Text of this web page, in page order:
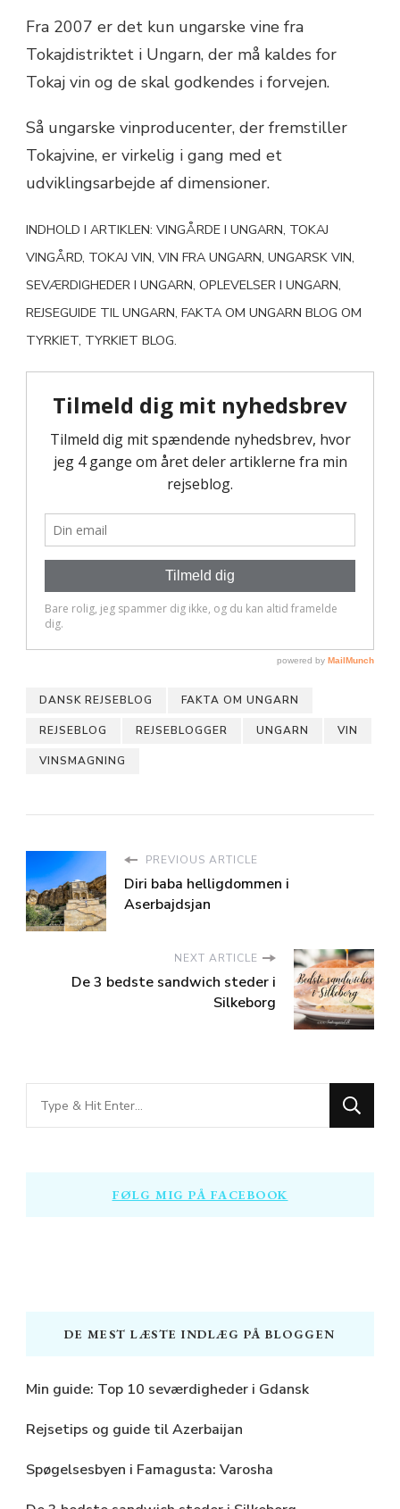
Fra 2007 er det kun ungarske vine fra
Tokajdistriktet i Ungarn, der må kaldes for
Tokaj vin og de skal godkendes i forvejen.
Så ungarske vinproducenter, der fremstiller
Tokajvine, er virkelig i gang med et
udviklingsarbejde af dimensioner.
INDHOLD I ARTIKLEN: VINGÅRDE I UNGARN, TOKAJ
VINGÅRD, TOKAJ VIN, VIN FRA UNGARN, UNGARSK VIN,
SEVÆRDIGHEDER I UNGARN, OPLEVELSER I UNGARN,
REJSEGUIDE TIL UNGARN, FAKTA OM UNGARN BLOG OM
TYRKIET, TYRKIET BLOG.
DANSK REJSEBLOG FAKTA OM UNGARN
REJSEBLOG REJSEBLOGGER UNGARN VIN
VINSMAGNING
PREVIOUS ARTICLE
Diri baba helligdommen i
Aserbajdsjan
NEXT ARTICLE
De 3 bedste sandwich steder i
Silkeborg
Looking
for
FØLG MIG PÅ FACEBOOK
DE MEST LÆSTE INDLÆG PÅ BLOGGEN
Min guide: Top 10 seværdigheder i Gdansk
Rejsetips og guide til Azerbaijan
Spøgelsesbyen i Famagusta: Varosha